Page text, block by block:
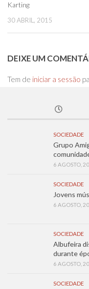
Karting
30 ABRIL, 2015
DEIXE UM
Tem de iniciar a sessão
SOCIEDADE
Grupo
6 AGOSTO,
SOCIEDADE
Jovens
6 AGOSTO,
SOCIEDADE
Albufeira
durante
6 AGOSTO,
SOCIEDADE